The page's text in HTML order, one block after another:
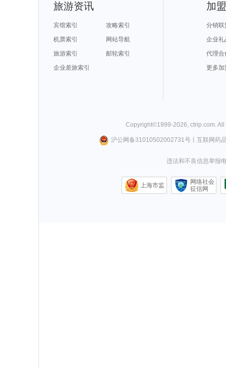
旅游资讯
宾馆索引
攻略索引
机票索引
网站导航
旅游索引
邮轮索引
企业差旅索引
加
分销联
企业礼
代理合
更多加
Copyright©1999-2026, ctrip.com.
沪公网备31010502002731号丨 互联网药
违法和不良信息举报
上海市监
网络社会
征信网